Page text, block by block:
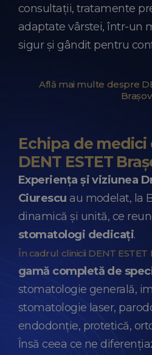
consultații, tratamente
adaptate vârstei, într-un
sigur și gândit pentru
Află mai multe despre
Brașov
Echipa de
DENT ESTET
Experiența și viziunea
Ciurescu au modelat, la
dinamică și unită, ce
stomatologi dedicați.
În cadrul clinicii DENT ESTET
gamă completă de
stomatologie generală,
stomatologie laser,
endodonție, protetică,
Însă ceea ce ne